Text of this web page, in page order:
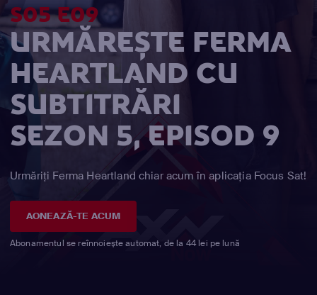
S05 E09
URMĂREȘTE FERMA
HEARTLAND CU
SUBTITRĂRI
SEZON 5, EPISOD 9
Urmăriți Ferma Heartland chiar acum în aplicația Focus Sat!
AONEAZĂ-TE ACUM
Abonamentul se reînnoiește automat, de la 44 lei pe lună